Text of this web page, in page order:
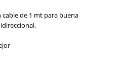
de 1 mt para buena